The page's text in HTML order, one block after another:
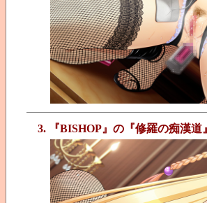
3. 『BISHOP』の『修羅の痴漢道